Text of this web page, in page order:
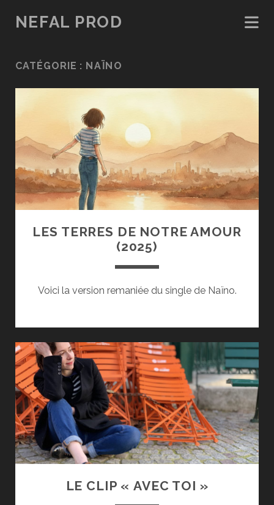
NEFAL PROD
CATÉGORIE : NAÏNO
LES TERRES DE NOTRE AMOUR
(2025)
Voici la version remaniée du single de Naïno.
LE CLIP « AVEC TOI »